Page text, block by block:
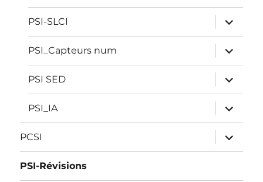
sous-
menu
PSI-SLCI
ouvrir
le
sous-
menu
PSI_Capteurs num
ouvrir
le
sous-
menu
PSI SED
ouvrir
le
sous-
menu
PSI_IA
ouvrir
le
sous-
menu
PCSI
ouvrir
le
sous-
PSI-Révisions